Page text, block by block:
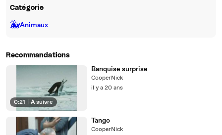
Catégorie
🐳Animaux
Recommandations
0:21 À suivre
Banquise surprise
CooperNick
il y a 20 ans
Tango
CooperNick